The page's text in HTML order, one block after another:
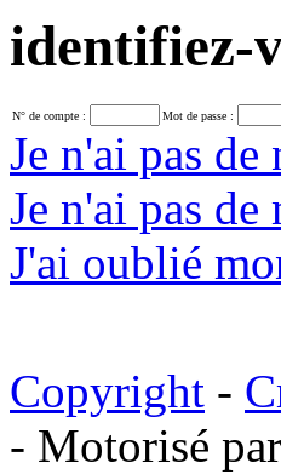
identifiez-
N° de compte : Mot de passe :
Je n'ai pas de
Je n'ai pas de
J'ai oublié
Copyright -
- Motorisé par